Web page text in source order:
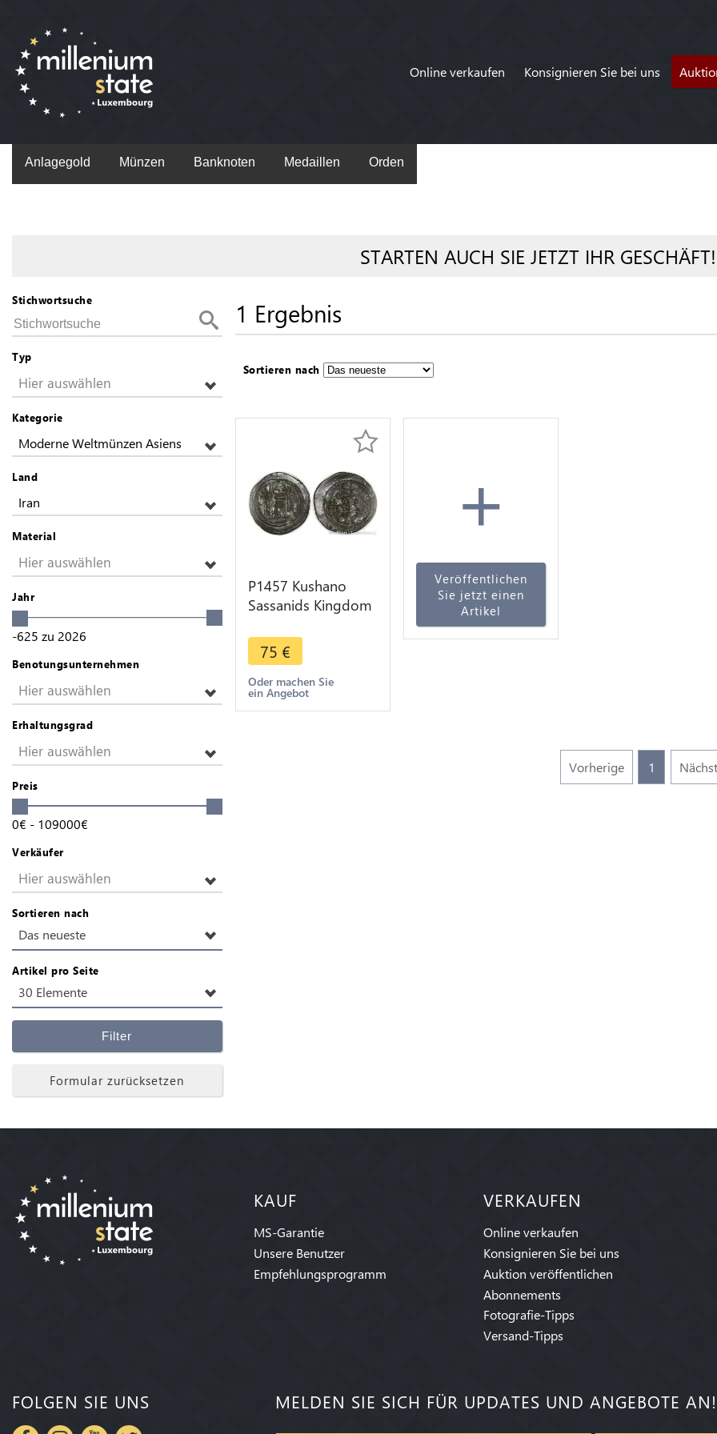
Online verkaufen Konsignieren Sie bei uns
Anlagegold Münzen Banknoten Medaillen Orden
STARTEN AUCH SIE JETZT IHR GESCHÄFT!
Stichwortsuche
Typ
Hier auswählen
Kategorie
Moderne Weltmünzen Asiens
Land
Iran
Material
Hier auswählen
Jahr
-625 zu 2026
Benotungsunternehmen
Hier auswählen
Erhaltungsgrad
Hier auswählen
Preis
0€ - 109000€
Verkäufer
Hier auswählen
Sortieren nach
Das neueste
Artikel pro Seite
30 Elemente
Filter
Formular zurücksetzen
1 Ergebnis
Sortieren nach
P1457 Kushano
Sassanids Kingdom
388 399 Silver -
>Make offer
75 €
Oder machen Sie
ein Angebot
+
Veröffentlichen
Sie jetzt einen
Artikel
Vorherige 1
KAUF
MS-Garantie
Unsere Benutzer
Empfehlungsprogramm
VERKAUFEN
Online verkaufen
Konsignieren Sie bei uns
Auktion veröffentlichen
Abonnements
Fotografie-Tipps
Versand-Tipps
FOLGEN SIE UNS MELDEN SIE SICH FÜR UPDATES UND ANGEBOTE AN!